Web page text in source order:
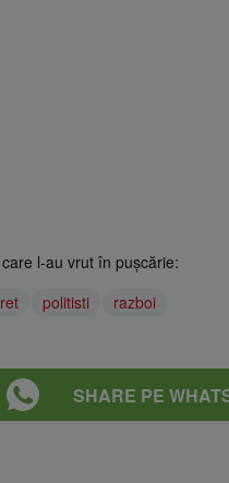
l-au vrut în pușcărie:
politisti razboi
SHARE PE